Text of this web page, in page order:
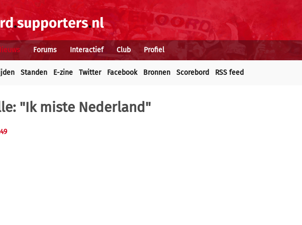
Forums Interactief Club Profiel
Standen E-zine Twitter Facebook Bronnen Scorebord RSS feed
"Ik miste Nederland"